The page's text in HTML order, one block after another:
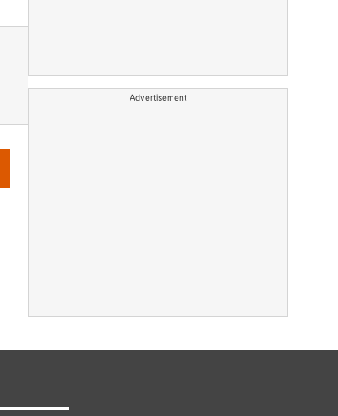
Advertisement